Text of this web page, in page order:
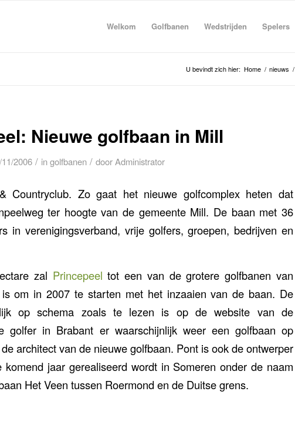
Welkom Golfbanen Wedstrijden Spelers
U bevindt zich hier: Home / nieuws /
Nieuwe golfbaan in Mill
11/2006 / ingolfbanen / door Administrator
Countryclub. Zo gaat het nieuwe golfcomplex heten dat
ter hoogte van de gemeente Mill. De baan met 36
in verenigingsverband, vrije golfers, groepen, bedrijven en
zal Princepeel tot een van de grotere golfbanen van
is om in 2007 te starten met het inzaaien van de baan. De
op schema zoals te lezen is op de website van de
golfer in Brabant er waarschijnlijk weer een golfbaan op
architect van de nieuwe golfbaan. Pont is ook de ontwerper
jaar gerealiseerd wordt in Someren onder de naam
Het Veen tussen Roermond en de Duitse grens.